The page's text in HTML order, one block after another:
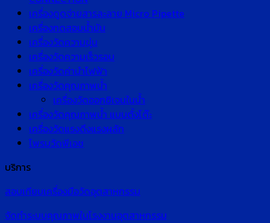
เครื่องดูดจ่ายสารละลาย Micro Pipette
เครื่องทดสอบน้ำมัน
เครื่องวัดความขุ่น
เครื่องวัดความเร็วรอบ
เครื่องวัดค่านำไฟฟ้า
เครื่องวัดคุณภาพน้ำ
เครื่องวัดออกซิเจนในน้ำ
เครื่องวัดคุณภาพน้ำ แบบตั้งโต๊ะ
เครื่องวัดแรงดึงแรงผลัก
โพรบวัดพีเอช
บริการ
สอบเทียบเครื่องมือวัดอุตสาหกรรม
จัดทำระบบคุณภาพในโรงงานอุตสาหกรรม